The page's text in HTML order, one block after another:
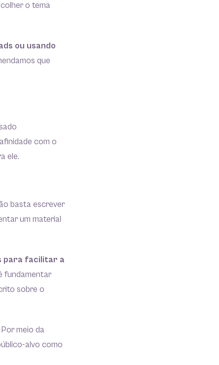
o tema
ou usando
que
com o
ele.
basta escrever
um material
para facilitar a
fundamentar
sobre o
Por meio da
alvo como